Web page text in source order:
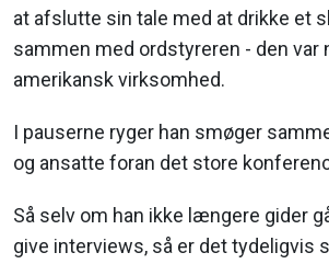
at afslutte sin tale med at drikke et
sammen med ordstyreren - den var
amerikansk virksomhed.
I pauserne ryger han smøger
og ansatte foran det store
Så selv om han ikke længere gider
give interviews, så er det tydeligvis